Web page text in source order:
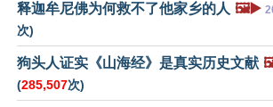
释迦牟尼佛为何救不了他家乡的人 🖼️▶️
次)
狗头人证实《山海经》是真实历史文献
(285,507次)